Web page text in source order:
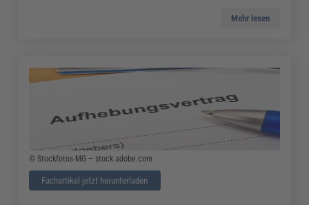
Mehr lesen
© Stockfotos-MG – stock.adobe.com
Fachartikel jetzt herunterladen